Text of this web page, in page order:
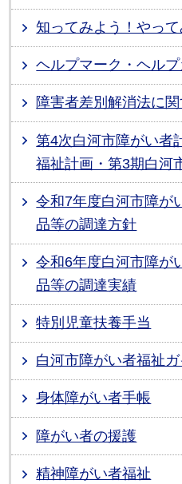
知ってみよう！やっ
ヘルプマーク・ヘル
障害者差別解消法に
第4次白河市障がい者
福祉計画・第3期白河
令和7年度白河市障が
品等の調達方針
令和6年度白河市障が
品等の調達実績
特別児童扶養手当
白河市障がい者福祉
身体障がい者手帳
障がい者の援護
精神障がい者福祉